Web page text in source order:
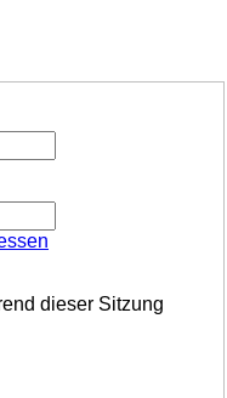
dieser Sitzung